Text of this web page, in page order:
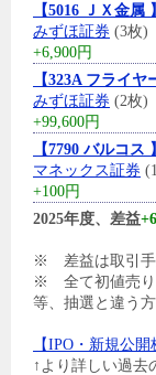
【5016 ＪＸ金属 】
みずほ証券 (3枚)
+6,900円
【323A フライヤ
みずほ証券 (2枚)
+99,600円
【7790 バルコス 】
マネックス証券
+100円
2025年度、差益
※ 差益は取引手
※ 全て初値売り
等、抽選と違う
【IPO・新規公
↑より詳しい過去